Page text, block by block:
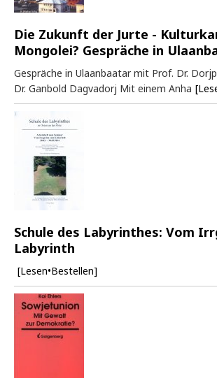
Die Zukunft der Jurte -
Mongolei? Gespräche in
Gespräche in Ulaanbaatar mit Prof. Dr.
Dr. Ganbold Dagvadorj Mit einem Anha
Schule des Labyrinthes: Vom
Labyrinth
[Lesen•Bestellen]